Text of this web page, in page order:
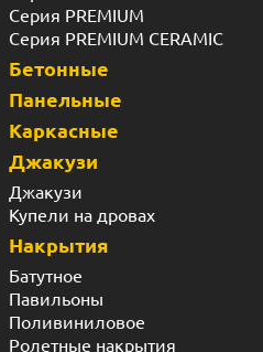
Серия PREMIUM
Серия PREMIUM CERAMIC
Бетонные
Панельные
Каркасные
Джакузи
Джакузи
Купели на дровах
Накрытия
Батутное
Павильоны
Поливиниловое
Ролетные накрытия